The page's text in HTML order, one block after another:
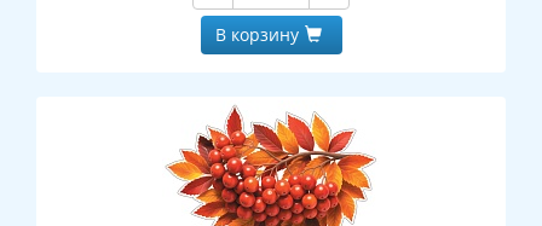
В корзину